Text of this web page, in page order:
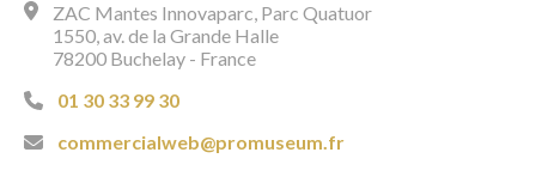
ZAC Mantes Innovaparc, Parc Quatuor
1550, av. de la Grande Halle
78200 Buchelay - France
01 30 33 99 30
commercialweb@promuseum.fr